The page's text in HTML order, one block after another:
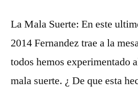
La Mala Suerte: En este
2014 Fernandez trae a la
todos hemos experimentado
mala suerte. ¿ De que esta